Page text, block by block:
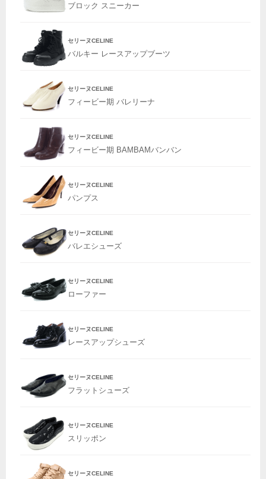
ブロック スニーカー
セリーヌCELINE
バルキー レースアップブーツ
セリーヌCELINE
フィービー期 バレリーナ
セリーヌCELINE
フィービー期 BAMBAMバンバン
セリーヌCELINE
パンプス
セリーヌCELINE
バレエシューズ
セリーヌCELINE
ローファー
セリーヌCELINE
レースアップシューズ
セリーヌCELINE
フラットシューズ
セリーヌCELINE
スリッポン
セリーヌCELINE